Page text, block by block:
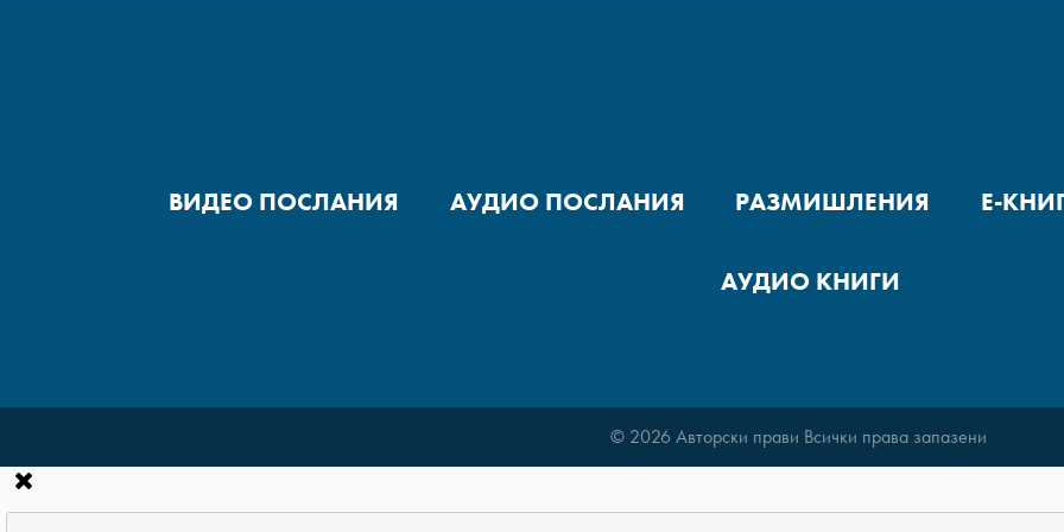
ВИДЕО ПОСЛАНИЯ АУДИО ПОСЛАНИЯ РАЗМИШЛЕНИЯ Е-
АУДИО КНИГИ
© 2026 Авторски прави Всички права запазени